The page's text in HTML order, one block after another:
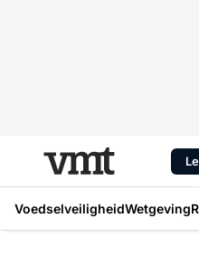
VoedselveiligheidWetgeving